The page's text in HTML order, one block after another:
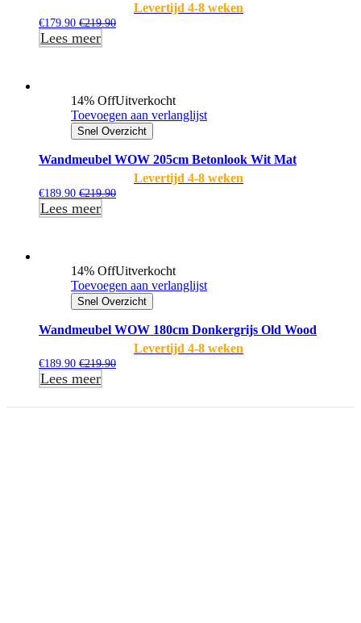
Levertijd 4-8 weken
€179.90 €219.90
Lees meer
14% OffUitverkocht
Toevoegen aan verlanglijst
Snel Overzicht
Wandmeubel WOW 205cm Betonlook Wit Mat
Levertijd 4-8 weken
€189.90 €219.90
Lees meer
14% OffUitverkocht
Toevoegen aan verlanglijst
Snel Overzicht
Wandmeubel WOW 180cm Donkergrijs Old Wood
Levertijd 4-8 weken
€189.90 €219.90
Lees meer